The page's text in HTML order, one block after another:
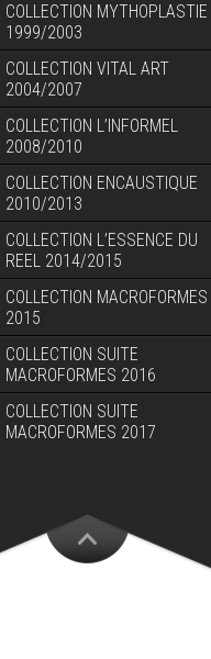
COLLECTION MYTHOPLASTIE
1999/2003
COLLECTION VITAL ART
2004/2007
COLLECTION L’INFORMEL
2008/2010
COLLECTION ENCAUSTIQUE
2010/2013
COLLECTION L’ESSENCE DU
REEL 2014/2015
COLLECTION MACROFORMES
2015
COLLECTION SUITE
MACROFORMES 2016
COLLECTION SUITE
MACROFORMES 2017